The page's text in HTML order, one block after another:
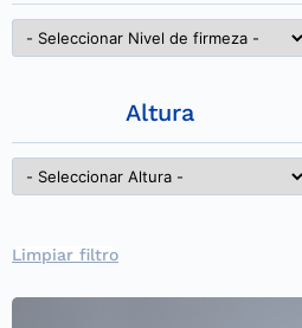
Altura
Limpiar filtro